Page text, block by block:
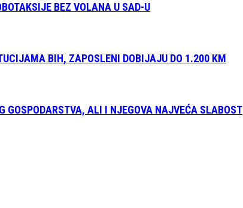
BEZ VOLANA U SAD-U
BIH, ZAPOSLENI DOBIJAJU DO 1.200 KM
ALI I NJEGOVA NAJVEĆA SLABOST